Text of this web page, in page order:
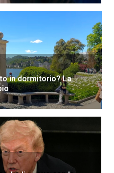
in dormitorio? La